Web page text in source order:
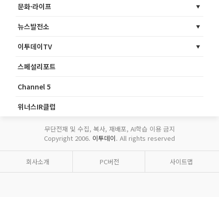
문화·라이프
뉴스발전소
이투데이TV
스페셜리포트
Channel 5
위너스IR클럽
무단전재 및 수집, 복사, 재배포, AI학습 이용 금지
Copyright 2006. 이투데이. All rights reserved
회사소개 PC버전 사이트맵